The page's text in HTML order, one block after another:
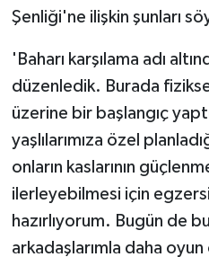
Şenliği'ne ilişkin şunları
'Baharı karşılama adı
düzenledik. Burada
üzerine bir başlangıç
yaşlılarımıza özel
onların kaslarının
ilerleyebilmesi için
hazırlıyorum. Bugün de
arkadaşlarımla daha